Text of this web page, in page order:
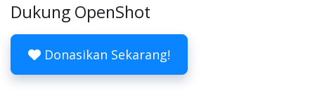
Dukung OpenShot
Donasikan Sekarang!